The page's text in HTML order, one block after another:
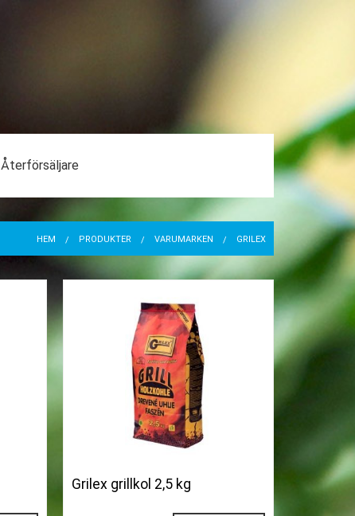
Återförsäljare
HEM PRODUKTER VARUMÄRKEN GRILEX
Grilex grillkol 2,5 kg